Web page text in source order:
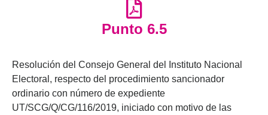
Punto 6.5
Resolución del Consejo General del Instituto Nacional
Electoral, respecto del procedimiento sancionador
ordinario con número de expediente
UT/SCG/Q/CG/116/2019, iniciado con motivo de las